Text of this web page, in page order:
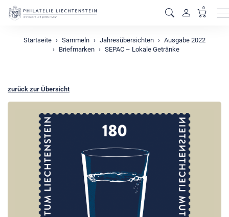
0
Startseite Sammeln Jahresübersichten
Ausgabe 2022
Briefmarken
SEPAC – Lokale Getränke
zurück zur Übersicht